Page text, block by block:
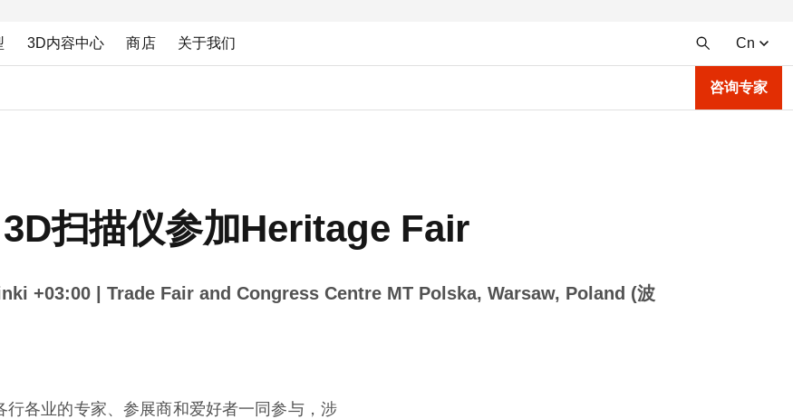
3D内容中心 商店 关于我们 Cn
咨询专家
扫描仪参加Heritage Fair
+03:00
| Trade Fair and Congress Centre MT Polska, Warsaw, Poland (波
各业的专家、参展商和爱好者一同参与，涉